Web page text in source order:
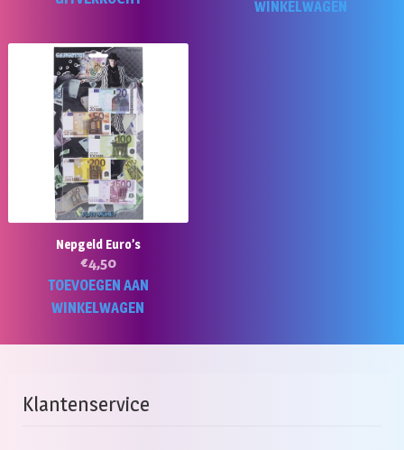
WINKELWAGEN
Nepgeld Euro’s
€4,50
TOEVOEGEN AAN
WINKELWAGEN
Klantenservice